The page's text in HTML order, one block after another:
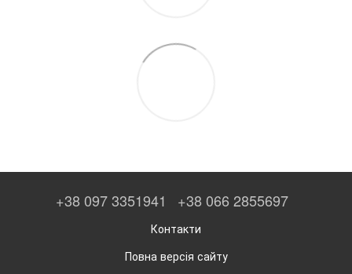
+38 097 3351941 +38 066 2855697
Контакти
Повна версія сайту